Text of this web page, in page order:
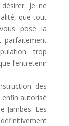
Je ne
que tout
pose la
parfaitement
trop
l’entretenir
des
autorisé
Jambes. Les